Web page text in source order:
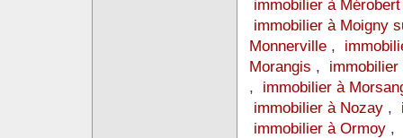
immobilier à
immobilier à Moigny
Monnerville ,
Morangis ,
, immobilier à
immobilier à Nozay ,
immobilier à Ormoy ,